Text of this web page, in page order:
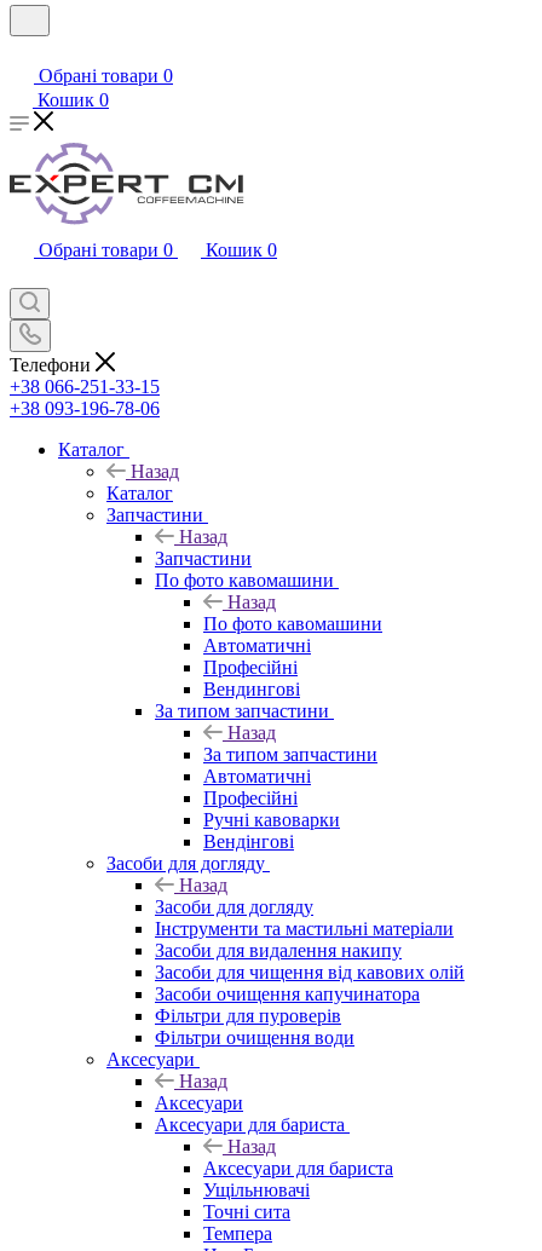
Обрані товари 0
Кошик 0
Обрані товари 0 Кошик 0
Телефони
+38 066-251-33-15
+38 093-196-78-06
Каталог
Назад
Каталог
Запчастини
Назад
Запчастини
По фото кавомашини
Назад
По фото кавомашини
Автоматичні
Професійні
Вендингові
За типом запчастини
Назад
За типом запчастини
Автоматичні
Професійні
Ручні кавоварки
Вендінгові
Засоби для догляду
Назад
Засоби для догляду
Інструменти та мастильні матеріали
Засоби для видалення накипу
Засоби для чищення від кавових олій
Засоби очищення капучинатора
Фільтри для пуроверів
Фільтри очищення води
Аксесуари
Назад
Аксесуари
Аксесуари для бариста
Назад
Аксесуари для бариста
Ущільнювачі
Точні сита
Темпера